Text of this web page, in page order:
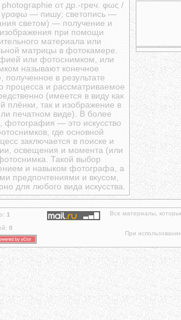
от др.-греч. φως /
— пишу; светопись —
светом) — получение и
при помощи
материала или
матрицы в фотокамере.
или фотоснимком, или
называют конечное
полученное в результате
процесса и рассматриваемое
(имеется в виду как
плёнки, так и изображение в
печатном виде). В более
— это искусство
где основной
заключается в поиске и
освещения и момента (или
Такой выбор
и навыком фотографа, а
предпочтениями и вкусом,
для любого вида искусства.
1
0
Все материалы,
При